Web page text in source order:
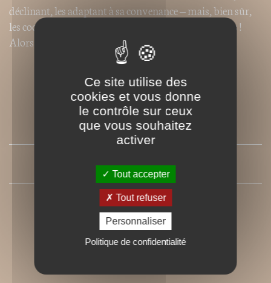
déclinant, les adaptant à sa convenance – mais, bien sûr,
les cookies faits maison seront toujours les meilleurs !
Alors, à vos fourneaux !
SOMMAIRE
PRESSE
Ce site utilise des
cookies et vous donne
le contrôle sur ceux
que vous souhaitez
activer
Tout accepter
Tout refuser
Personnaliser
Politique de confidentialité